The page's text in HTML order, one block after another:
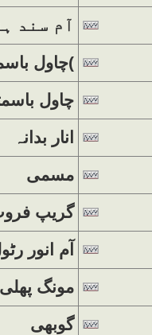
آم سند
چاول باسمتی سپر )پرانا(
چاول باسمتی
انار بدانہ
مسمی
گریپ
آم انور
مونگ پھلی
گوبھی